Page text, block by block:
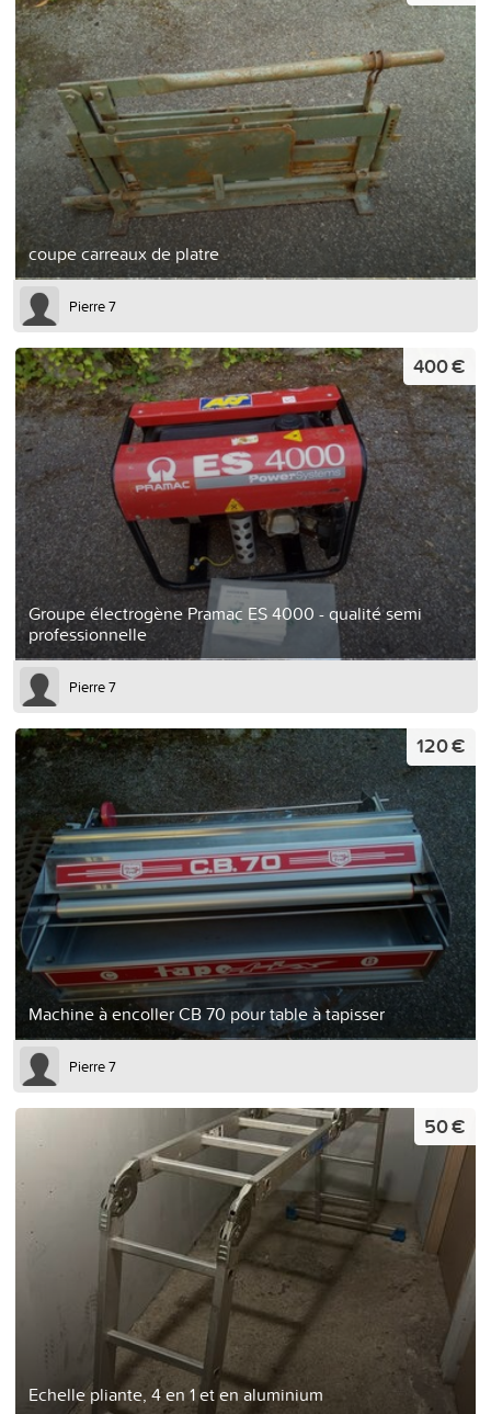
coupe carreaux de platre
Pierre 7
Groupe électrogène Pramac ES 4000 - qualité semi
professionnelle
400 €
Pierre 7
Machine à encoller CB 70 pour table à tapisser
120 €
Pierre 7
Echelle pliante, 4 en 1 et en aluminium
50 €